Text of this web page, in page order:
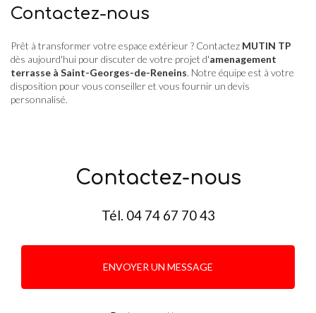
Contactez-nous
Prêt à transformer votre espace extérieur ? Contactez MUTIN TP
dès aujourd'hui pour discuter de votre projet d'amenagement
terrasse à Saint-Georges-de-Reneins. Notre équipe est à votre
disposition pour vous conseiller et vous fournir un devis
personnalisé.
Contactez-nous
Tél. 04 74 67 70 43
ENVOYER UN MESSAGE